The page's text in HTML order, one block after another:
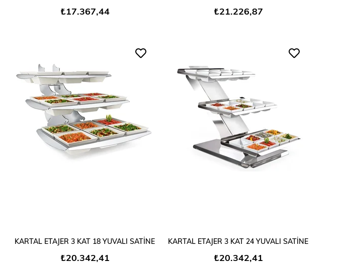
₺17.367,44 ₺21.226,87
SEPETE EKLE
KARTAL ETAJER 3 KAT 18 YUVALI SATİNE
₺20.342,41
SEPETE EKLE
KARTAL ETAJER 3 KAT 24 YUVALI SATİNE
₺20.342,41